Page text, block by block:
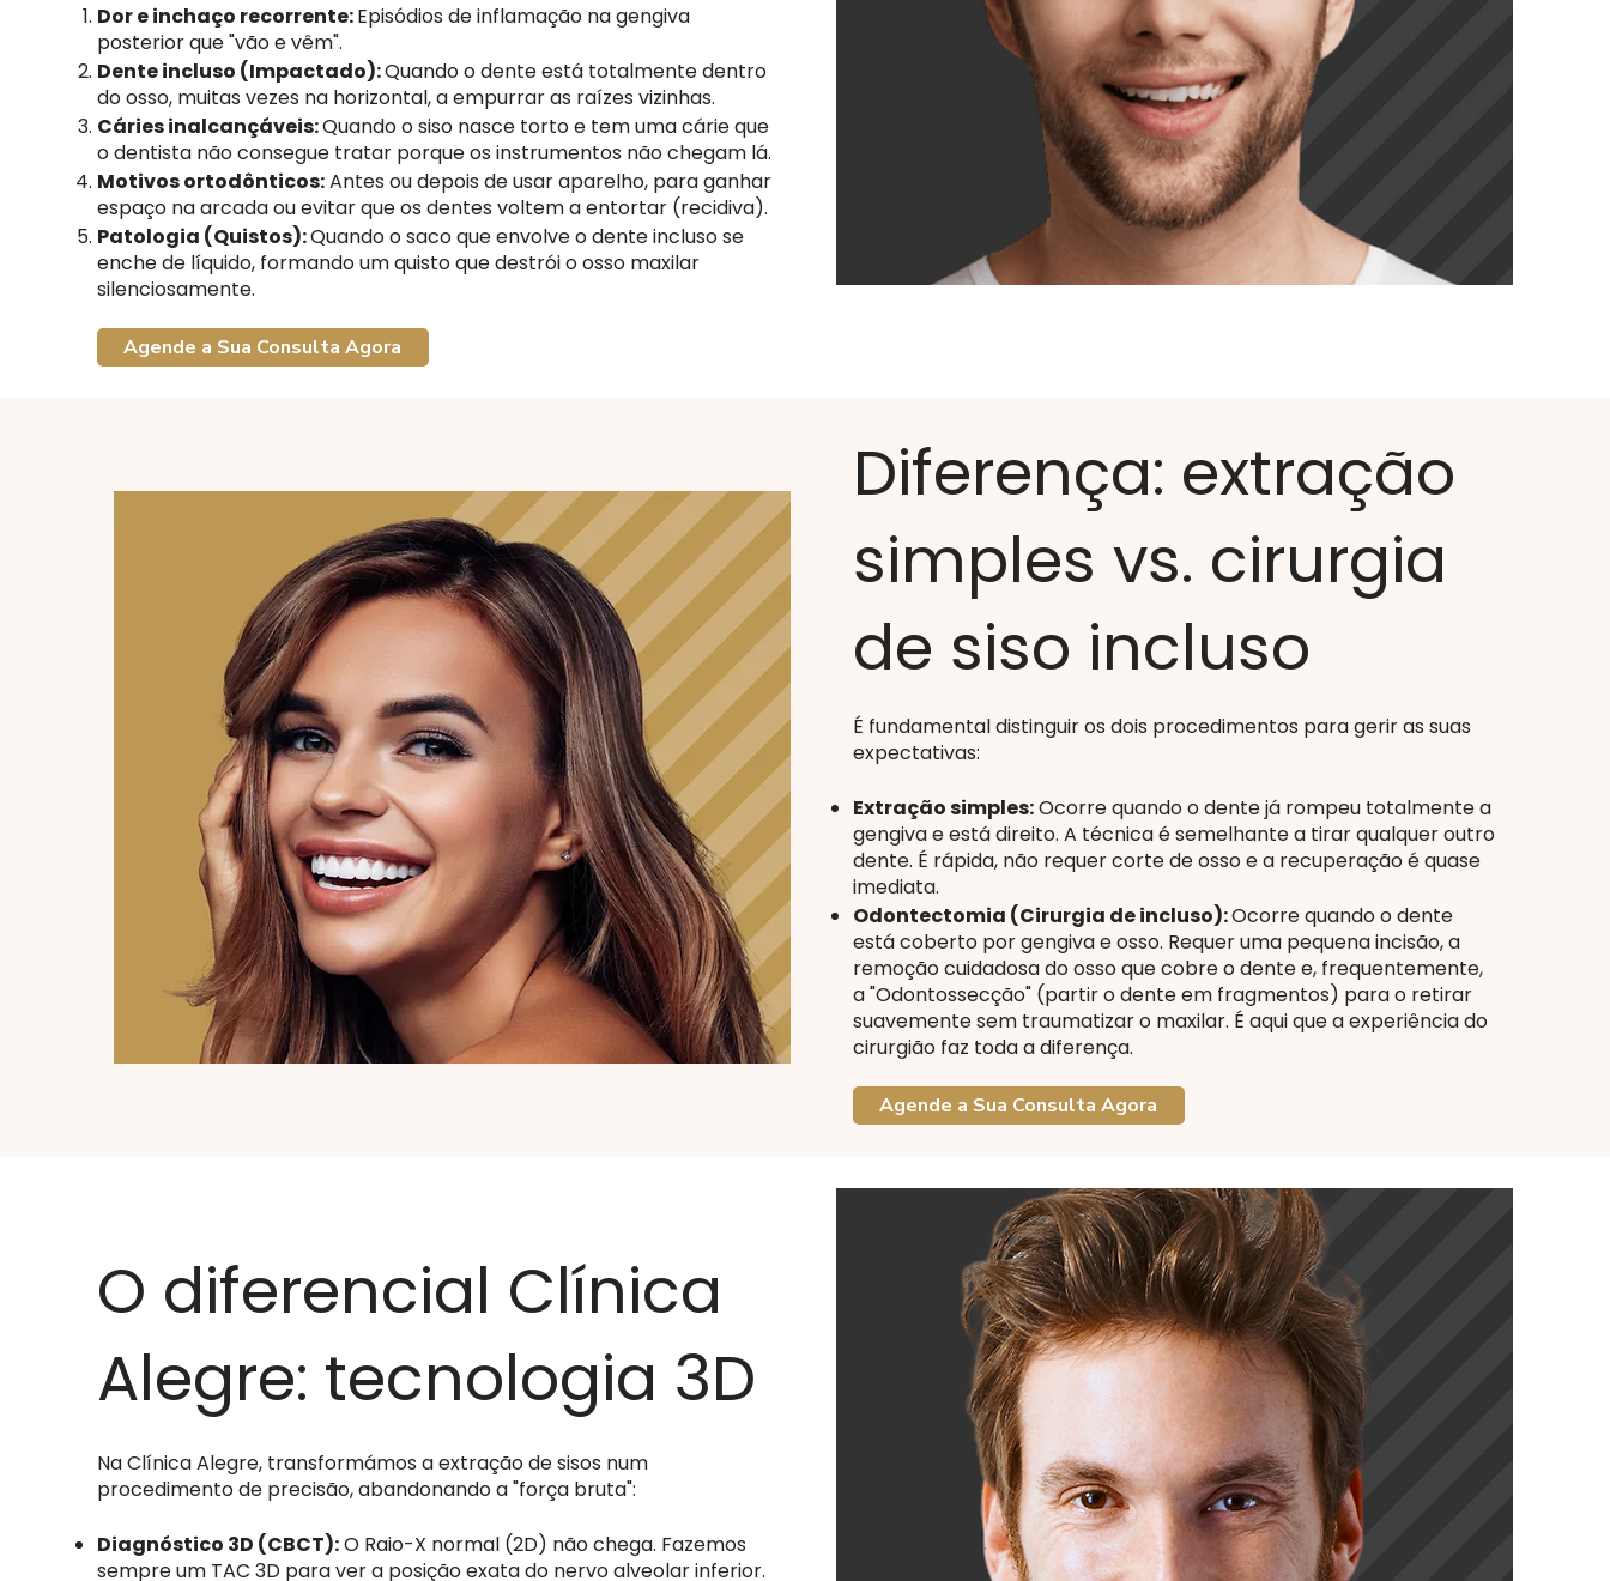
Dor e inchaço recorrente:Episódios de inflamação na gengiva
posterior que "vão e vêm".
Dente incluso (Impactado):Quando o dente está totalmente dentro
do osso, muitas vezes na horizontal, a empurrar as raízes vizinhas.
Cáries inalcançáveis:Quando o siso nasce torto e tem uma cárie que
o dentista não consegue tratar porque os instrumentos não chegam lá.
Motivos ortodônticos:Antes ou depois de usar aparelho, para ganhar
espaço na arcada ou evitar que os dentes voltem a entortar (recidiva).
Patologia (Quistos):Quando o saco que envolve o dente incluso se
enche de líquido, formando um quisto que destrói o osso maxilar
silenciosamente.
Agende a Sua Consulta Agora
Diferença: extração
simples vs. cirurgia
de siso incluso
É fundamental distinguir os dois procedimentos para gerir as suas
expectativas:
Extração simples:Ocorre quando o dente já rompeu totalmente a
gengiva e está direito. A técnica é semelhante a tirar qualquer outro
dente. É rápida, não requer corte de osso e a recuperação é quase
imediata.
Odontectomia (Cirurgia de incluso):Ocorre quando o dente
está coberto por gengiva e osso. Requer uma pequena incisão, a
remoção cuidadosa do osso que cobre o dente e, frequentemente,
a "Odontossecção" (partir o dente em fragmentos) para o retirar
suavemente sem traumatizar o maxilar. É aqui que a experiência do
cirurgião faz toda a diferença.
Agende a Sua Consulta Agora
O diferencial Clínica
Alegre: tecnologia 3D
Na Clínica Alegre, transformámos a extração de sisos num
procedimento de precisão, abandonando a "força bruta":
Diagnóstico 3D (CBCT):O Raio-X normal (2D) não chega. Fazemos
sempre um TAC 3D para ver a posição exata do nervo alveolar inferior.